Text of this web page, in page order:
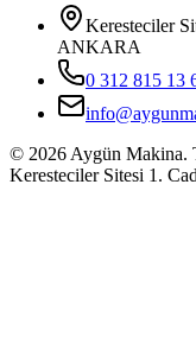
Keresteciler
ANKARA
0 312 815 13
© 2026Aygün Makina.
Keresteciler Sitesi 1.